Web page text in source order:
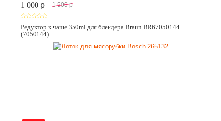
1 000 p 1 500 p
Редуктор к чаше 350ml для блендера Braun BR67050144
(7050144)